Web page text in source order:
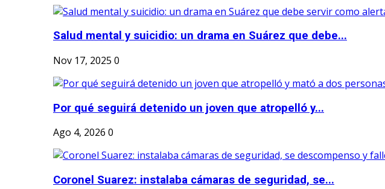
Salud mental y suicidio: un drama en Suárez que debe...
Nov 17, 2025 0
Por qué seguirá detenido un joven que atropelló y...
Ago 4, 2026 0
Coronel Suarez: instalaba cámaras de seguridad, se...